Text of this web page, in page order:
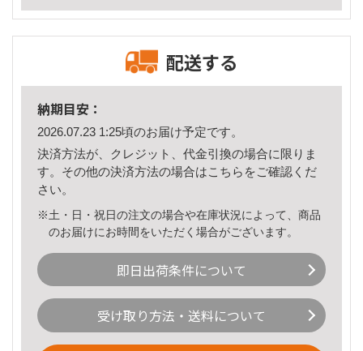
配送する
納期目安：
2026.07.23 1:25頃のお届け予定です。
決済方法が、クレジット、代金引換の場合に限りま
す。その他の決済方法の場合はこちら をご確認くだ
さい。
※土・日・祝日の注文の場合や在庫状況によって、商品
のお届けにお時間をいただく場合がございます。
即日出荷条件について
受け取り方法・送料について